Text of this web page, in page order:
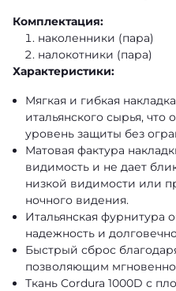
Комплектация:
наколенники (пара)
налокотники (пара)
Характеристики:
Мягкая и гибкая
итальянского сырья, что
уровень защиты без
Матовая фактура
видимость и не дает
низкой видимости или
ночного видения.
Итальянская фурнитура
надежность и
Быстрый сброс
позволяющим мгновенно
Ткань Cordura 1000D с